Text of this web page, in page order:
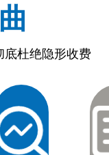
杜绝隐形收费